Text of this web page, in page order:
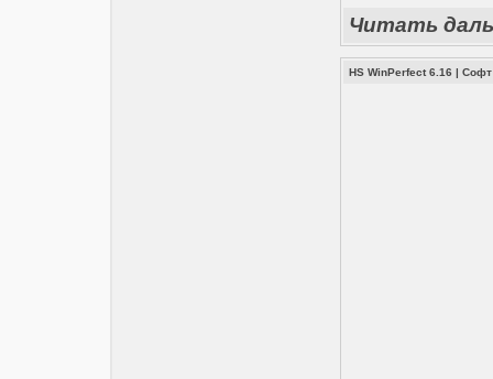
Читать
HS WinPerfect 6.16 | Софт